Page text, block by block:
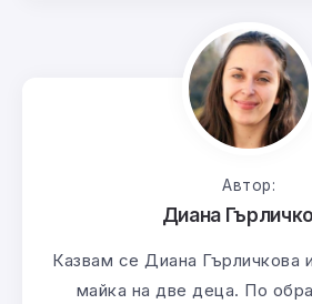
Автор:
Диана
Казвам се Диана Гърличкова
майка на две деца. По